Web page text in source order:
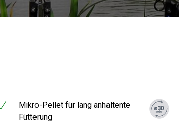
Mikro-Pellet für lang anhaltente
Fütterung